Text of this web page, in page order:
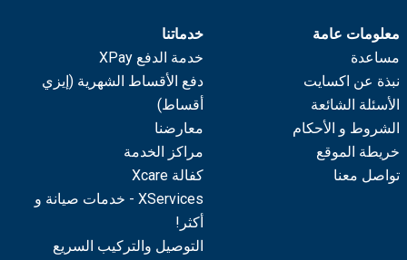
معلومات عامة
مساعدة
نبذة عن اكسايت
الأسئلة الشائعة
الشروط و الأحكام
خريطة الموقع
تواصل معنا
خدماتنا
خدمة الدفع XPay
دفع الأقساط الشهرية (إيزي
أقساط)
معارضنا
مراكز الخدمة
كفالة Xcare
XServices - خدمات صيانة و
أكثر!
التوصيل والتركيب السريع